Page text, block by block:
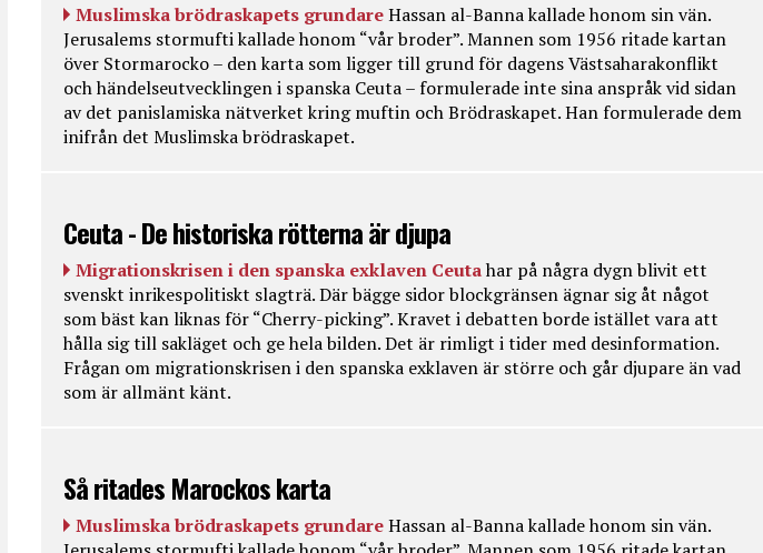
Muslimska brödraskapets grundareHassan al-Banna kallade honom sin vän.
Jerusalems stormufti kallade honom “vår broder”. Mannen som 1956 ritade kartan
över Stormarocko – den karta som ligger till grund för dagens Västsaharakonflikt
och händelseutvecklingen i spanska Ceuta – formulerade inte sina anspråk vid sidan
av det panislamiska nätverket kring muftin och Brödraskapet. Han formulerade dem
inifrån det Muslimska brödraskapet.
Ceuta - De historiska rötterna är djupa
Migrationskrisen i den spanska exklaven Ceutahar på några dygn blivit ett
svenskt inrikespolitiskt slagträ. Där bägge sidor blockgränsen ägnar sig åt något
som bäst kan liknas för “Cherry-picking”. Kravet i debatten borde istället vara att
hålla sig till sakläget och ge hela bilden. Det är rimligt i tider med desinformation.
Frågan om migrationskrisen i den spanska exklaven är större och går djupare än vad
som är allmänt känt.
Så ritades Marockos karta
Muslimska brödraskapets grundareHassan al-Banna kallade honom sin vän.